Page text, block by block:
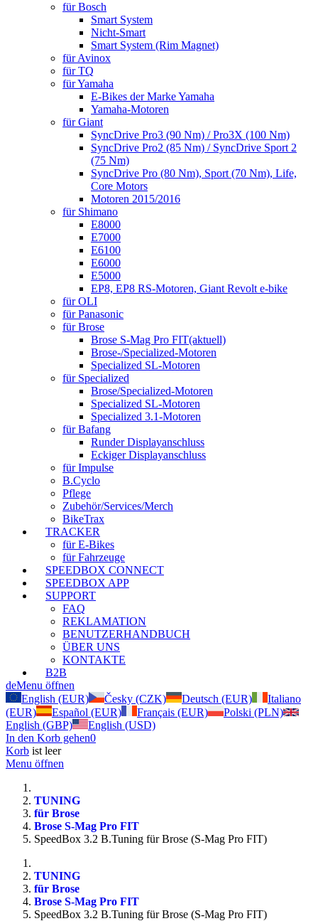
für Bosch
Smart System
Nicht-Smart
Smart System (Rim Magnet)
für Avinox
für TQ
für Yamaha
E-Bikes der Marke Yamaha
Yamaha-Motoren
für Giant
SyncDrive Pro3 (90 Nm) / Pro3X (100 Nm)
SyncDrive Pro2 (85 Nm) / SyncDrive Sport 2
(75 Nm)
SyncDrive Pro (80 Nm), Sport (70 Nm), Life,
Core Motors
Motoren 2015/2016
für Shimano
E8000
E7000
E6100
E6000
E5000
EP8, EP8 RS-Motoren, Giant Revolt e-bike
für OLI
für Panasonic
für Brose
Brose S-Mag Pro FIT(aktuell)
Brose-/Specialized-Motoren
Specialized SL-Motoren
für Specialized
Brose/Specialized-Motoren
Specialized SL-Motoren
Specialized 3.1-Motoren
für Bafang
Runder Displayanschluss
Eckiger Displayanschluss
für Impulse
B.Cyclo
Pflege
Zubehör/Services/Merch
BikeTrax
TRACKER
für E-Bikes
für Fahrzeuge
SPEEDBOX CONNECT
SPEEDBOX APP
SUPPORT
FAQ
REKLAMATION
BENUTZERHANDBUCH
ÜBER UNS
KONTAKTE
B2B
deMenu öffnen
English (EUR)
Česky (CZK) Deutsch (EUR)
Italiano
(EUR)
Español (EUR) Français (EUR)
Polski (PLN)
English (GBP)
English (USD)
In den Korb gehen0
Korb ist leer
Menu öffnen
TUNING
für Brose
Brose S-Mag Pro FIT
SpeedBox 3.2 B.Tuning für Brose (S-Mag Pro FIT)
TUNING
für Brose
Brose S-Mag Pro FIT
SpeedBox 3.2 B.Tuning für Brose (S-Mag Pro FIT)